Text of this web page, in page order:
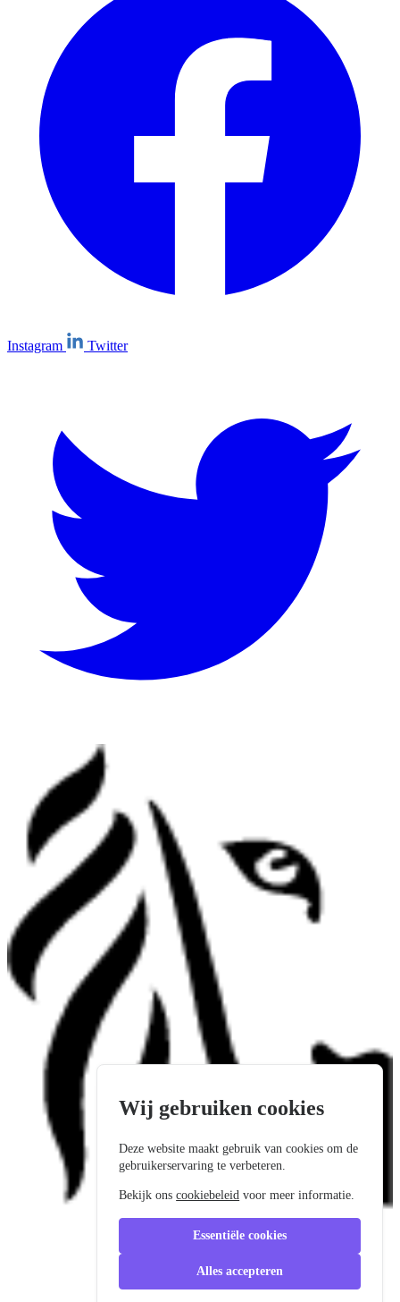
Instagram Twitter
Wij gebruiken cookies
Deze website maakt gebruik van cookies om de
gebruikerservaring te verbeteren.
Bekijk onscookiebeleid voor meer informatie.
Essentiële cookies
Alles accepteren